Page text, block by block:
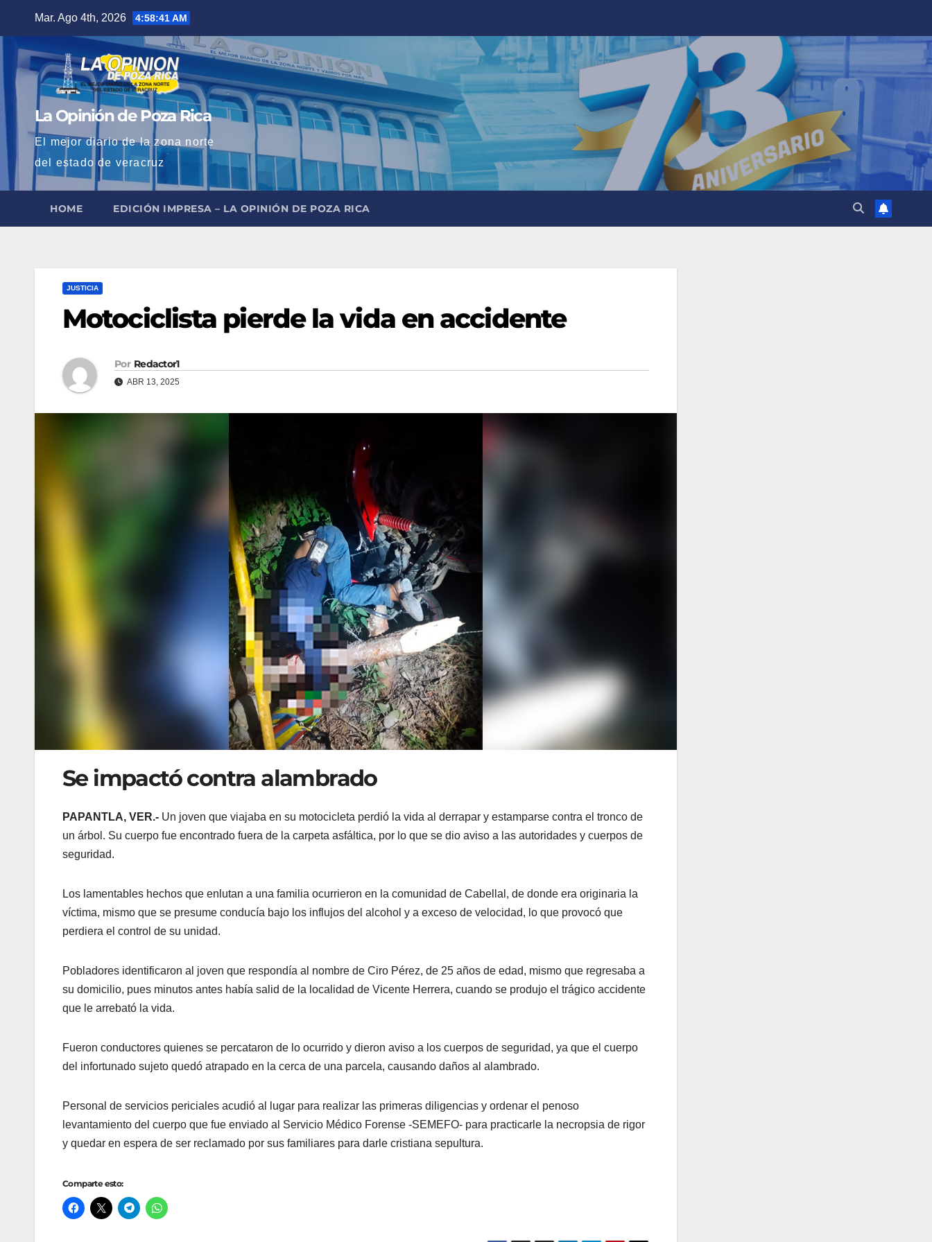
contenido
Mar. Ago 4th, 2026 4:58:42 AM
La Opinión de Poza Rica
El mejor diario de la zona norte
del estado de veracruz
HOME EDICIÓN IMPRESA – LA OPINIÓN DE POZA RICA
JUSTICIA
Motociclista pierde la vida en accidente
Por Redactor1
ABR 13, 2025
Se impactó contra alambrado
PAPANTLA, VER.- Un joven que viajaba en su motocicleta perdió la vida al derrapar y estamparse contra el tronco de
un árbol. Su cuerpo fue encontrado fuera de la carpeta asfáltica, por lo que se dio aviso a las autoridades y cuerpos de
seguridad.
Los lamentables hechos que enlutan a una familia ocurrieron en la comunidad de Cabellal, de donde era originaria la
víctima, mismo que se presume conducía bajo los influjos del alcohol y a exceso de velocidad, lo que provocó que
perdiera el control de su unidad.
Pobladores identificaron al joven que respondía al nombre de Ciro Pérez, de 25 años de edad, mismo que regresaba a
su domicilio, pues minutos antes había salid de la localidad de Vicente Herrera, cuando se produjo el trágico accidente
que le arrebató la vida.
Fueron conductores quienes se percataron de lo ocurrido y dieron aviso a los cuerpos de seguridad, ya que el cuerpo
del infortunado sujeto quedó atrapado en la cerca de una parcela, causando daños al alambrado.
Personal de servicios periciales acudió al lugar para realizar las primeras diligencias y ordenar el penoso
levantamiento del cuerpo que fue enviado al Servicio Médico Forense -SEMEFO- para practicarle la necropsia de rigor
y quedar en espera de ser reclamado por sus familiares para darle cristiana sepultura.
Comparte esto: